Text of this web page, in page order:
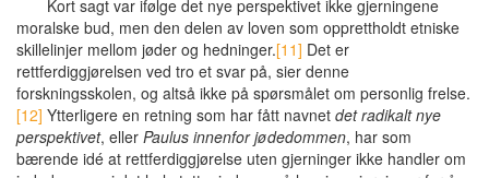
Kort sagt var ifølge det nye perspektivet ikke gjerningene
moralske bud, men den delen av loven som opprettholdt etniske
skillelinjer mellom jøder og hedninger.[11] Det er
rettferdiggjørelsen ved tro et svar på, sier denne
forskningsskolen, og altså ikke på spørsmålet om personlig frelse.
[12] Ytterligere en retning som har fått navnet det radikalt nye
perspektivet, eller Paulus innenfor jødedommen, har som
bærende idé at rettferdiggjørelse uten gjerninger ikke handler om